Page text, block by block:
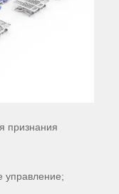
признания
управление;